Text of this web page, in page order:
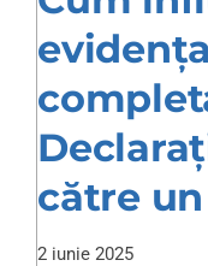
către un
2 iunie 2025